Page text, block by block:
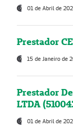
01 de Abril de
Prestador
15 de Janeiro de
Prestador
LTDA
01 de Abril de